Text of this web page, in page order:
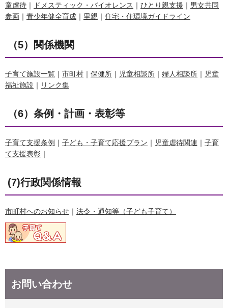
童虐待 ｜ ドメスティック・バイオレンス ｜ ひとり親支援 ｜ 男女共同
参画 ｜ 青少年健全育成 ｜ 里親 ｜ 住宅・住環境ガイドライン
（5）関係機関
子育て施設一覧 ｜ 市町村 ｜ 保健所 ｜ 児童相談所 ｜ 婦人相談所 ｜ 児童
福祉施設 ｜ リンク集
（6）条例・計画・表彰等
子育て支援条例 ｜ 子ども・子育て応援プラン ｜ 児童虐待関連 ｜ 子育
て支援表彰 ｜
(7)行政関係情報
市町村へのお知らせ ｜ 法令・通知等（子ども子育て）
お問い合わせ